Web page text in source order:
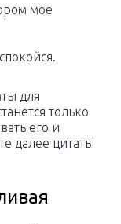
мое
для
только
его и
далее цитаты